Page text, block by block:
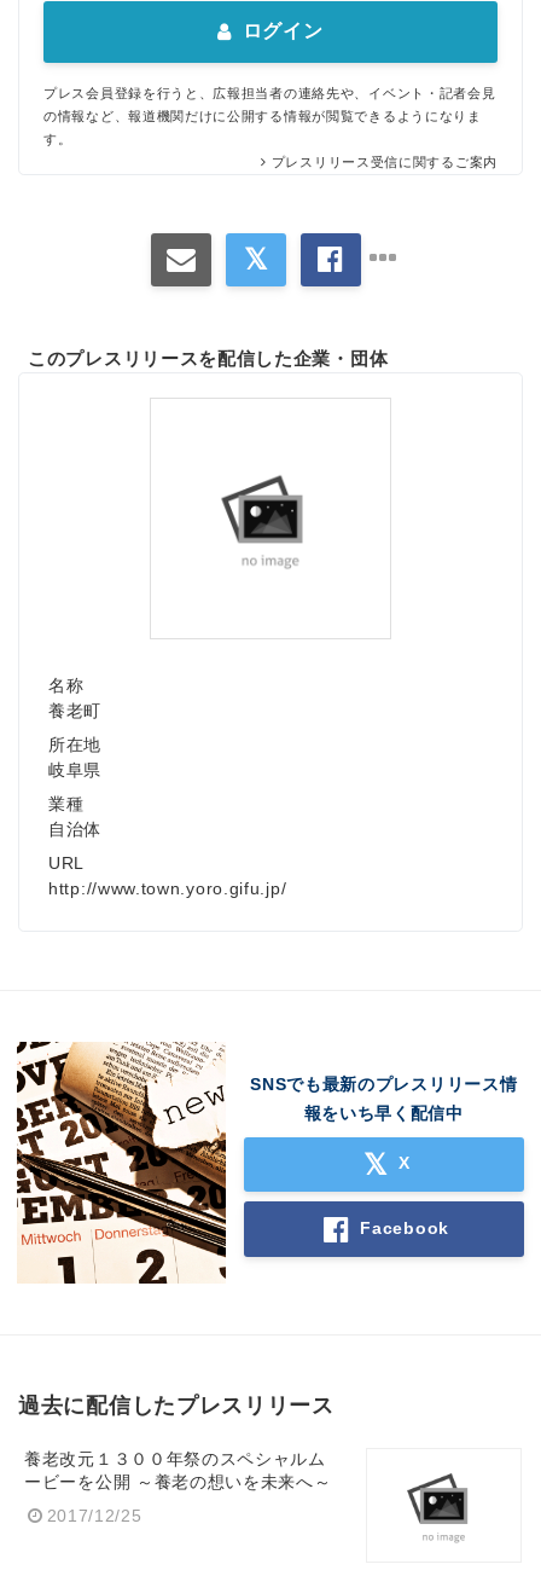
ログイン
プレス会員登録を行うと、広報担当者の連絡先や、イベント・記者会見
の情報など、報道機関だけに公開する情報が閲覧できるようになりま
す。
プレスリリース受信に関するご案内
このプレスリリースを配信した企業・団体
名称
養老町
所在地
岐阜県
業種
自治体
URL
http://www.town.yoro.gifu.jp/
SNSでも最新のプレスリリース情
報をいち早く配信中
X
Facebook
過去に配信したプレスリリース
養老改元１３００年祭のスペシャルム
ービーを公開 ～養老の想いを未来へ～
2017/12/25